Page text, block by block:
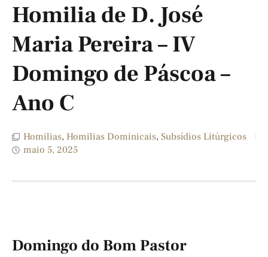
Homilia de D. José
Maria Pereira – IV
Domingo de Páscoa –
Ano C
Homilias, Homilias Dominicais, Subsídios Litúrgicos
maio 5, 2025
Domingo do Bom Pastor